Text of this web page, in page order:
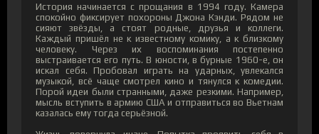
История начинается с прощания в 1994 году. Камера
спокойно фиксирует похороны Джона Кэнди. Рядом не
сияют звёзды, а стоят родные, друзья и коллеги.
Каждый пришёл не к известному комику, а к близкому
человеку. Через их воспоминания постепенно
выстраивается его путь. В юности, в бурные 1960-е, он
искал себя. Пробовал играть на ударных, увлекался
музыкой, всё чаще смотрел кино и тянулся к комедии.
Порой идеи были странными, даже резкими. Например,
мысль вступить в армию США и отправиться во Вьетнам
казалась ему тогда серьёзной.